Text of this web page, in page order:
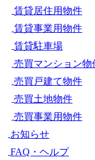
賃貸居住用物件
賃貸事業用物件
賃貸駐車場
売買マンション物
売買戸建て物件
売買土地物件
売買事業用物件
お知らせ
FAQ・ヘルプ